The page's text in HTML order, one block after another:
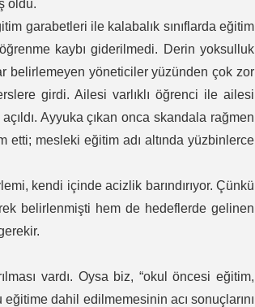
oldu.
garabetleri ile kalabalık sınıflarda eğitim
kaybı giderilmedi. Derin yoksulluk
belirlemeyen yöneticiler yüzünden çok zor
girdi. Ailesi varlıklı öğrenci ile ailesi
Ayyuka çıkan onca skandala rağmen
etti; mesleki eğitim adı altında yüzbinlerce
kendi içinde acizlik barındırıyor. Çünkü
belirlenmişti hem de hedeflerde gelinen
vardı. Oysa biz, “okul öncesi eğitim,
dahil edilmemesinin acı sonuçlarını